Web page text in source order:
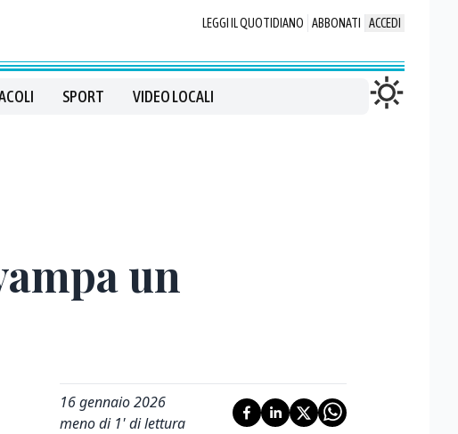
LEGGI IL QUOTIDIANO ABBONATI ACCEDI
SPORT VIDEO LOCALI
un
16 gennaio 2026
meno di 1' di lettura